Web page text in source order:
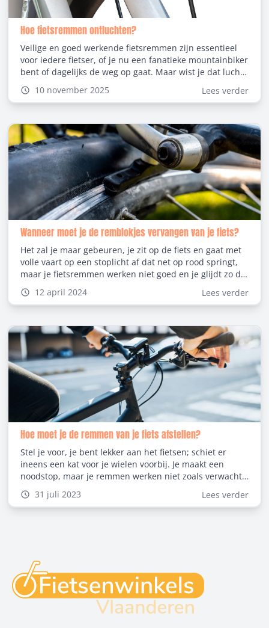
Hoe fietsremmen ontluchten?
Veilige en goed werkende fietsremmen zijn essentieel
voor iedere fietser, of je nu een fanatieke mountainbiker
bent of dagelijks de weg op gaat. Maar wist je dat lucht
in het remsysteem van je fiets de prestaties aanzienlijk
kan verminderen? In dit artikel leggen we stap voor stap
uit hoe je fietsremmen ontluchten kan en waarom dit zo
10 november 2025 Lees verder
Wanneer moet je de remblokjes vervangen van je fiets?
Het zal je maar gebeuren, je zit op de fiets en gaat met
volle vaart op een stoplicht af dat net op rood springt,
maar je fietsremmen werken niet goed en je glijdt zo de
weg op. Het is wel duidelijk dat je in zo’n geval meteen
je remblokjes van je fiets moet laten vervangen. Goed
werkende remmen zijn essentieel voor je eigen
de remblokjes vervangen van een fiets? Je leest er hier
alles over.
12 april 2024 Lees verder
Hoe moet je de remmen van je fiets afstellen?
Stel je voor, je bent lekker aan het fietsen; schiet er
ineens een kat voor je wielen voorbij. Je maakt een
noodstop, maar je remmen werken niet zoals verwacht
en de kat ontsnapt ternauwernood aan een botsing met
je voorwiel. Goed werkende fietsremmen zijn essentieel
voor je veiligheid. Maar dan moeten je remmen wel
31 juli 2023 Lees verder